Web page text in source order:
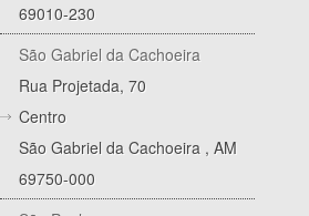
69010-230
São Gabriel da Cachoeira
Rua Projetada, 70
Centro
São Gabriel da Cachoeira , AM
69750-000